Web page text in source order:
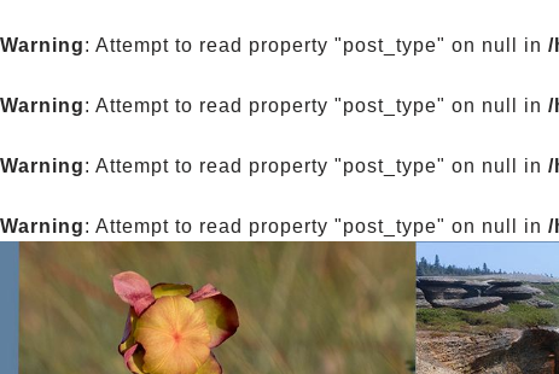
Warning: Attempt to read property "post_type" on null in /
Warning: Attempt to read property "post_type" on null in /
Warning: Attempt to read property "post_type" on null in /
Warning: Attempt to read property "post_type" on null in /